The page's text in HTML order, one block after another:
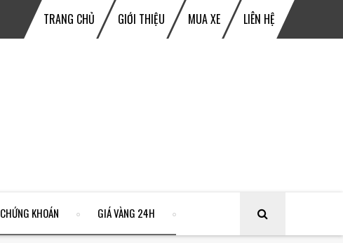
TRANG CHỦ GIỚI THIỆU MUA XE LIÊN HỆ
CHỨNG KHOÁN GIÁ VÀNG 24H